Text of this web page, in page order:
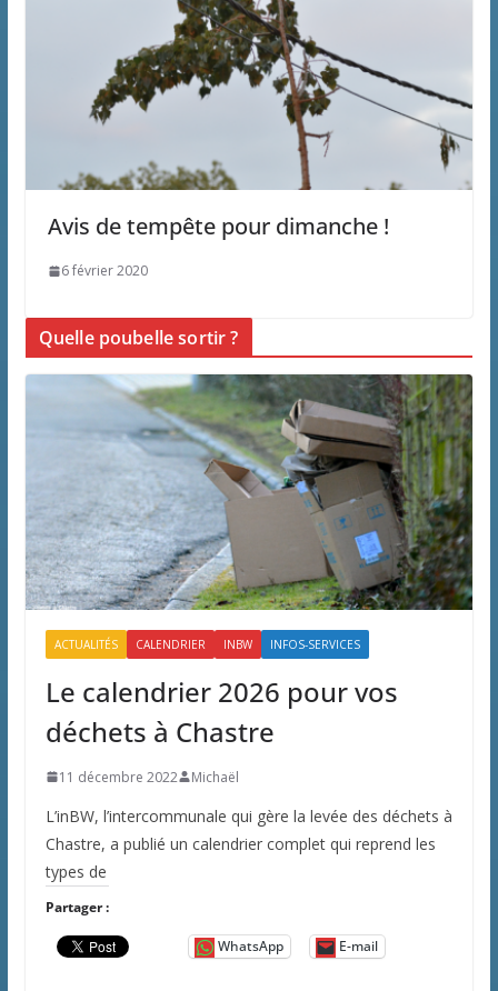
Avis de tempête pour dimanche !
6 février 2020
Quelle poubelle sortir ?
ACTUALITÉS CALENDRIER INBW INFOS-SERVICES
Le calendrier 2026 pour vos
déchets à Chastre
11 décembre 2022 Michaël
L’inBW, l’intercommunale qui gère la levée des déchets à
Chastre, a publié un calendrier complet qui reprend les
types de
Partager :
WhatsApp E-mail